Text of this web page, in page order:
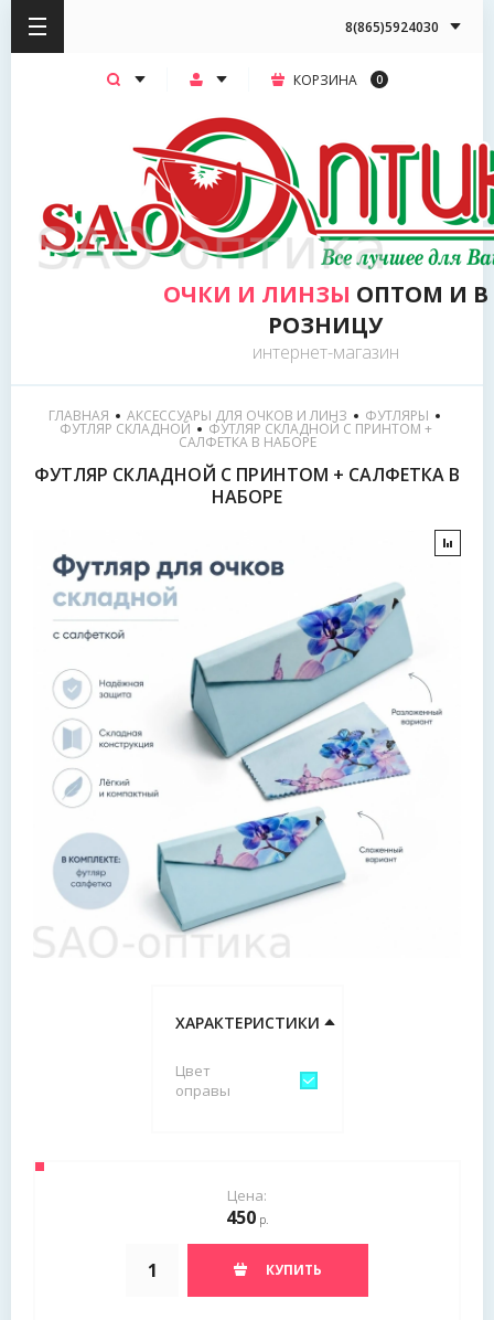
ОЧКИ И ЛИНЗЫ ОПТОМ И В
РОЗНИЦУ
интернет-магазин
КОРЗИНА 0
8(865)5924030
ГЛАВНАЯ АКСЕССУАРЫ ДЛЯ ОЧКОВ И ЛИНЗ ФУТЛЯРЫ
ФУТЛЯР СКЛАДНОЙ
  ФУТЛЯР СКЛАДНОЙ С ПРИНТОМ +
САЛФЕТКА В НАБОРЕ
ФУТЛЯР СКЛАДНОЙ С ПРИНТОМ + САЛФЕТКА В
НАБОРЕ
Цвет
оправы
ХАРАКТЕРИСТИКИ
Цена:
450 р.
КУПИТЬ